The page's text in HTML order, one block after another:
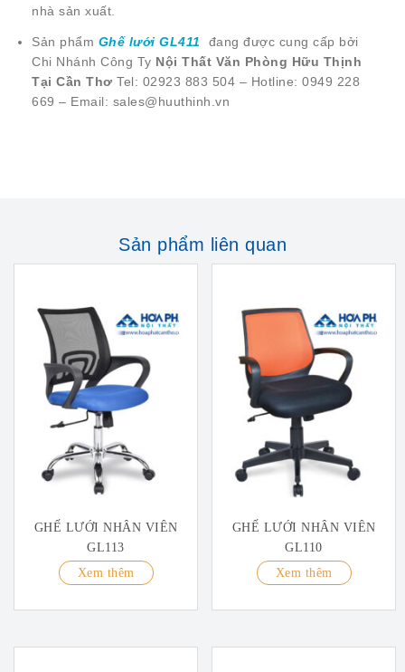
nhà sản xuất.
Sản phẩm Ghế lưới GL411
đang được cung cấp bởi
Chi Nhánh Công Ty Nội Thất Văn Phòng Hữu Thịnh
Tại Cần Thơ Tel: 02923 883 504 – Hotline: 0949 228
669 – Email: sales@huuthinh.vn
Sản phẩm liên quan
GHẾ LƯỚI NHÂN VIÊN
GL113
Xem thêm
GHẾ LƯỚI NHÂN VIÊN
GL110
Xem thêm